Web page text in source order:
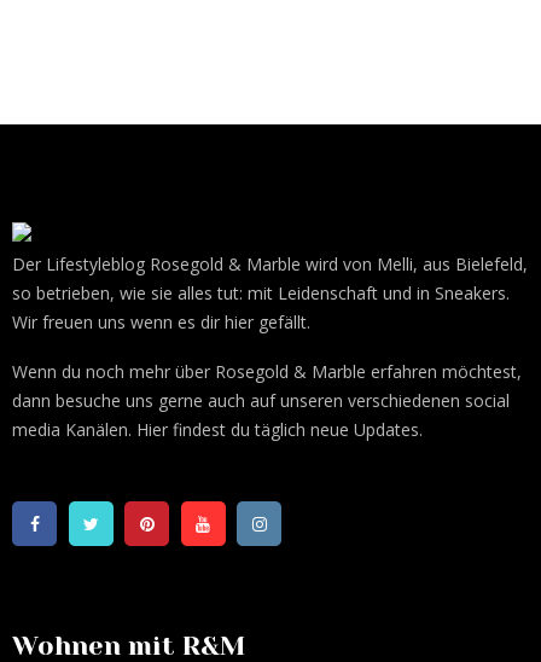
Der Lifestyleblog Rosegold & Marble wird von Melli, aus Bielefeld,
so betrieben, wie sie alles tut: mit Leidenschaft und in Sneakers.
Wir freuen uns wenn es dir hier gefällt.
Wenn du noch mehr über Rosegold & Marble erfahren möchtest,
dann besuche uns gerne auch auf unseren verschiedenen social
media Kanälen. Hier findest du täglich neue Updates.
Wohnen mit R&M